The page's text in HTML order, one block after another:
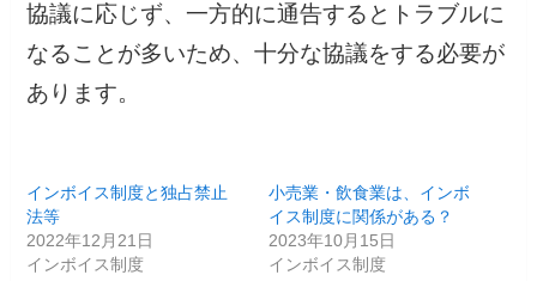
協議に応じず、一方的に通告するとトラブルに
なることが多いため、十分な協議をする必要が
あります。
インボイス制度と独占禁止
法等
2022年12月21日
インボイス制度
小売業・飲食業は、インボ
イス制度に関係がある？
2023年10月15日
インボイス制度